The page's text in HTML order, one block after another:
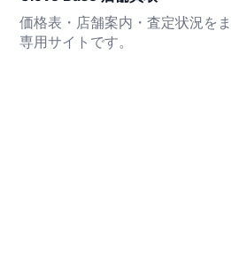
価格表・店舗案内・査定状況を
専用サイトです。